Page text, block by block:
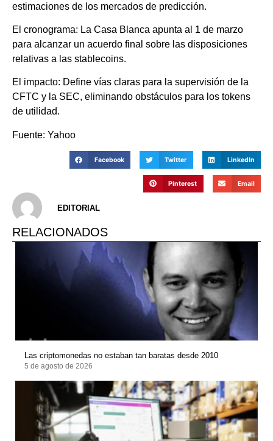
estimaciones de los mercados de predicción.
El cronograma: La Casa Blanca apunta al 1 de marzo
para alcanzar un acuerdo final sobre las disposiciones
relativas a las stablecoins.
El impacto: Define vías claras para la supervisión de la
CFTC y la SEC, eliminando obstáculos para los tokens
de utilidad.
Fuente: Yahoo
Facebook Twitter LinkedIn
Pinterest Email
EDITORIAL
RELACIONADOS
Las criptomonedas no estaban tan baratas desde 2010
5 de agosto de 2026